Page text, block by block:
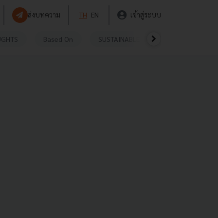
ส่งบทความ TH EN เข้าสู่ระบบ
Based On SUSTAINABLE